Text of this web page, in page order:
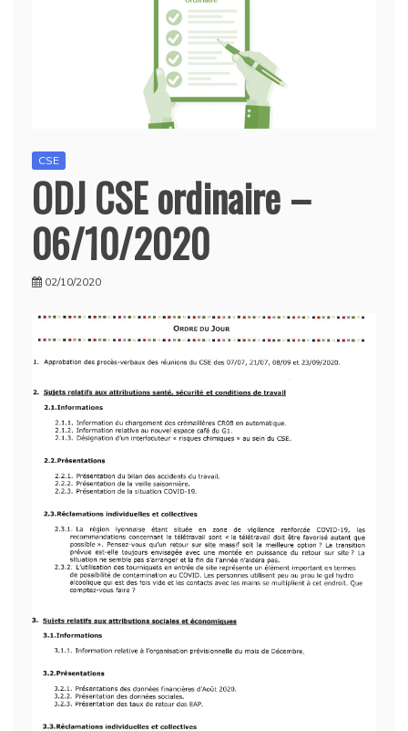
CSE
ODJ CSE ordinaire –
06/10/2020
02/10/2020